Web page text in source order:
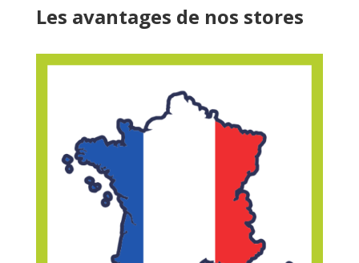
Les avantages de nos stores